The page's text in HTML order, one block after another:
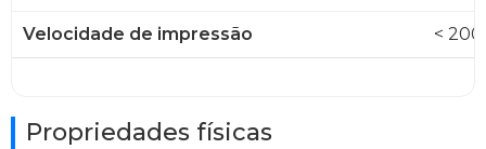
Velocidade de impressão <
Propriedades físicas